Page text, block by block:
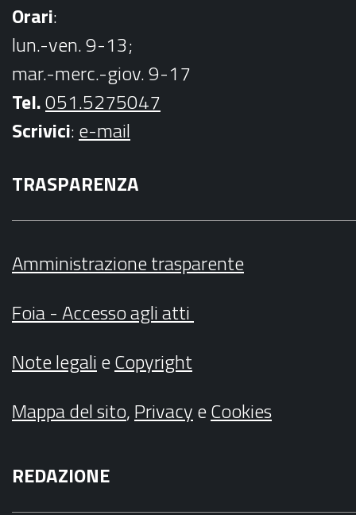
Orari:
lun.-ven. 9-13;
mar.-merc.-giov. 9-17
Tel.051.5275047
Scrivici:e-mail
TRASPARENZA
Amministrazione trasparente
Foia - Accesso agli atti
Note legalieCopyright
Mappa del sito,PrivacyeCookies
REDAZIONE